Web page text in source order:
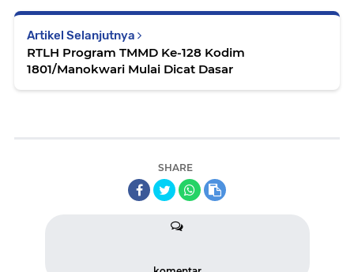
Artikel Selanjutnya
RTLH Program TMMD Ke-128 Kodim
SHARE